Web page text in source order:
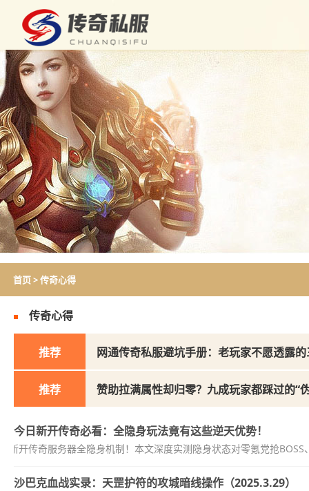
首页>传奇心得
传奇心得
推荐 网通传奇私服避坑手册：老玩家不愿透露
推荐 赞助拉满属性却归零？九成玩家都踩过的“
今日新开传奇必看：全隐身玩法竟有这些逆天优势！
新开传奇服务器全隐身机制！本文深度实测隐身状态对零氪党抢
沙巴克血战实录：天罡护符的攻城暗线操作（2025.3.29）